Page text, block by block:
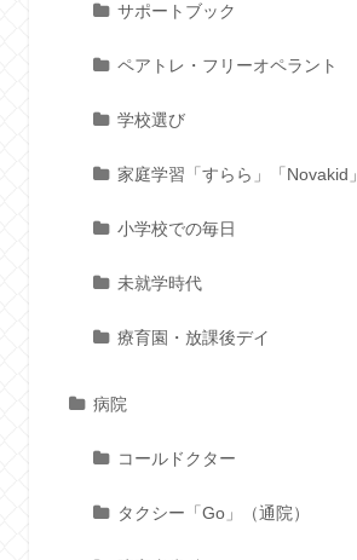
サポートブック
ペアトレ・フリーオペラント
学校選び
家庭学習「すらら」「Novakid」
小学校での毎日
未就学時代
療育園・放課後デイ
病院
コールドクター
タクシー「Go」（通院）